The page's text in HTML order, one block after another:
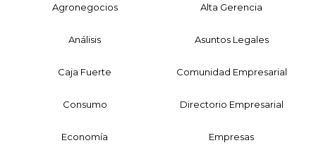
Agronegocios Alta Gerencia
Análisis Asuntos Legales
Caja Fuerte Comunidad Empresarial
Consumo Directorio Empresarial
Economía Empresas